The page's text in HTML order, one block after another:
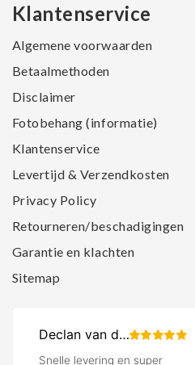
Klantenservice
Algemene voorwaarden
Betaalmethoden
Disclaimer
Fotobehang (informatie)
Klantenservice
Levertijd & Verzendkosten
Privacy Policy
Retourneren/beschadigingen
Garantie en klachten
Sitemap